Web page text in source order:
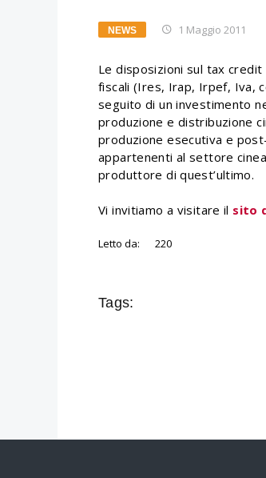
NEWS 1 Maggio 2011
Le disposizioni sul tax
fiscali (Ires, Irap, Irpef, Iva,
seguito di un investimento
produzione e distribuzione
produzione esecutiva e
appartenenti al settore
produttore di quest’ultimo.
Vi invitiamo a visitare il sito
Letto da: 220
Tags: